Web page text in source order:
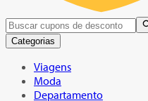
Categorias
Viagens
Moda
Departamento